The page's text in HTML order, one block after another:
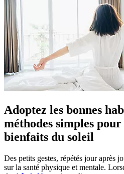
Adoptez les bonnes
méthodes simples
bienfaits du soleil
Des petits gestes, répétés jour après
sur la santé physique et mentale.